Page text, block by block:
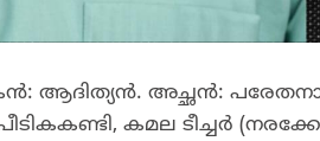
ആദിത്യൻ. അച്ഛൻ:
കമല ടീച്ചർ